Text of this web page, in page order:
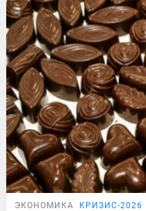
ЭКОНОМИКА КРИЗИС-2026